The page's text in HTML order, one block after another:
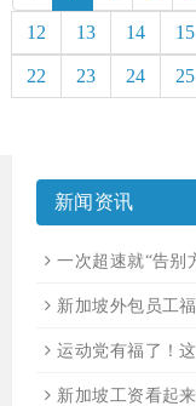
12 13 14 15
22 23 24 25
新闻资讯
一次超速就“告别
新加坡外包员工
运动党有福了！
新加坡工资看起